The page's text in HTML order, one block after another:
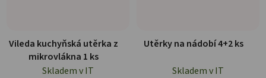
Vileda kuchyňská utěrka z
mikrovlákna 1 ks
Skladem v IT
Utěrky na nádobí 4+2 ks
Skladem v IT